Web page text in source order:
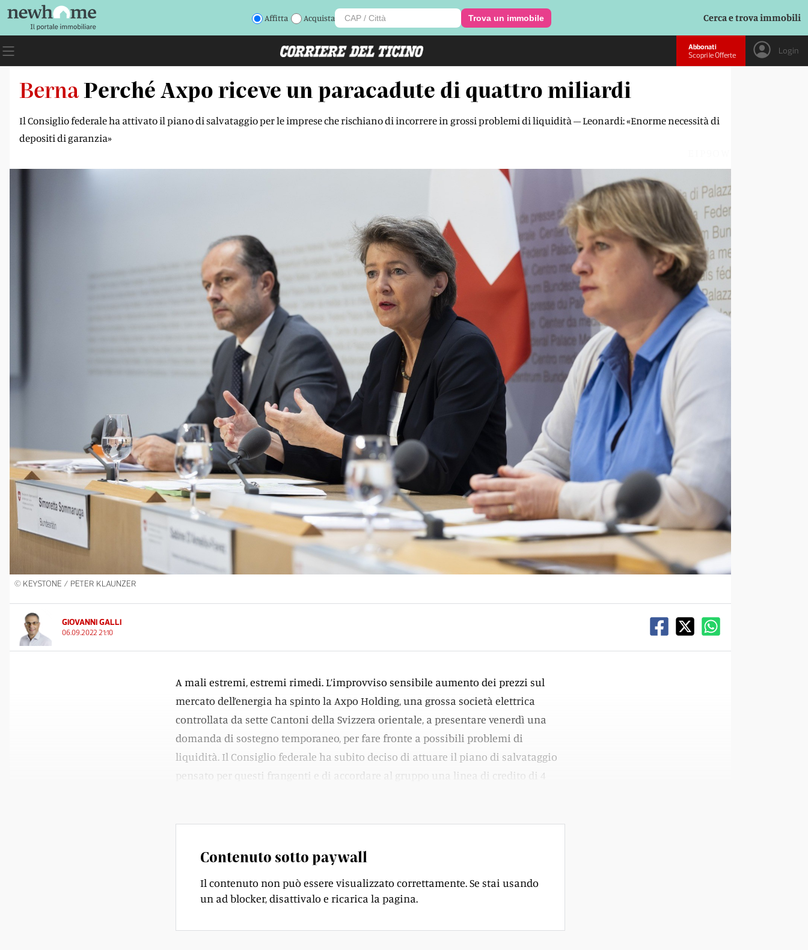
Affitta Acquista Trova un immobile Cerca e trova immobili
Abbonati
Scopri le Offerte
Login
BernaPerché Axpo riceve un paracadute di quattro miliardi
Il Consiglio federale ha attivato il piano di salvataggio per le imprese che rischiano di incorrere in grossi problemi di liquidità – Leonardi: «Enorme necessità di
depositi di garanzia»
© KEYSTONE / PETER KLAUNZER
GIOVANNI GALLI
06.09.2022 21:10
A mali estremi, estremi rimedi. L’improvviso sensibile aumento dei prezzi sul
mercato dell’energia ha spinto la Axpo Holding, una grossa società elettrica
controllata da sette Cantoni della Svizzera orientale, a presentare venerdì una
domanda di sostegno temporaneo, per fare fronte a possibili problemi di
liquidità. Il Consiglio federale ha subito deciso di attuare il piano di salvataggio
pensato per questi frangenti e di accordare al gruppo una linea di credito di 4
Contenuto sotto paywall
Il contenuto non può essere visualizzato correttamente. Se stai usando
un ad blocker, disattivalo e ricarica la pagina.